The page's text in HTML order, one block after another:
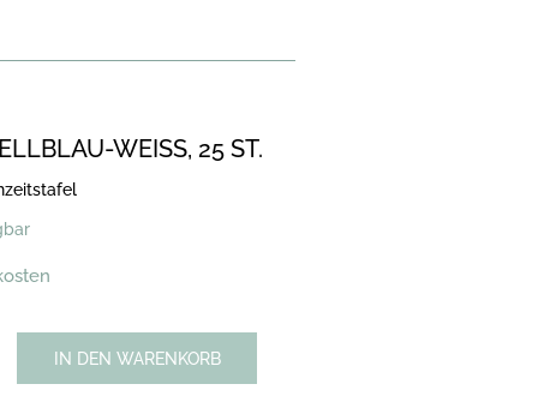
WEISS, 25 ST.
IN DEN WARENKORB